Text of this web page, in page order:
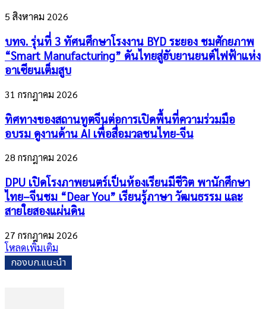
5 สิงหาคม 2026
บทจ. รุ่นที่ 3 ทัศนศึกษาโรงงาน BYD ระยอง ชมศักยภาพ
“Smart Manufacturing” ดันไทยสู่ฮับยานยนต์ไฟฟ้าแห่ง
อาเซียนเต็มสูบ
31 กรกฎาคม 2026
ทิศทางของสถานทูตจีนต่อการเปิดพื้นที่ความร่วมมือ
อบรม ดูงานด้าน AI เพื่อสื่อมวลชนไทย-จีน
28 กรกฎาคม 2026
DPU เปิดโรงภาพยนตร์เป็นห้องเรียนมีชีวิต พานักศึกษา
ไทย–จีนชม “Dear You” เรียนรู้ภาษา วัฒนธรรม และ
สายใยสองแผ่นดิน
27 กรกฎาคม 2026
โหลดเพิ่มเติม
กองบก.แนะนำ